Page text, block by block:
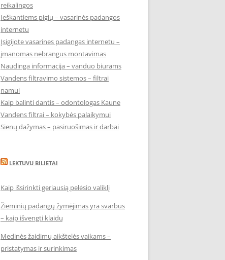
reikalingos
Ieškantiems pigių – vasarinės padangos
internetu
Įsigijote vasarines padangas internetu –
įmanomas nebrangus montavimas
Naudinga informacija – vanduo biurams
Vandens filtravimo sistemos – filtrai
namui
Kaip balinti dantis – odontologas Kaune
Vandens filtrai – kokybės palaikymui
Sienų dažymas – pasiruošimas ir darbai
LEKTUVU BILIETAI
Kaip išsirinkti geriausią pelėsio valiklį
Žieminių padangų žymėjimas yra svarbus
– kaip išvengti klaidų
Medinės žaidimų aikštelės vaikams –
pristatymas ir surinkimas